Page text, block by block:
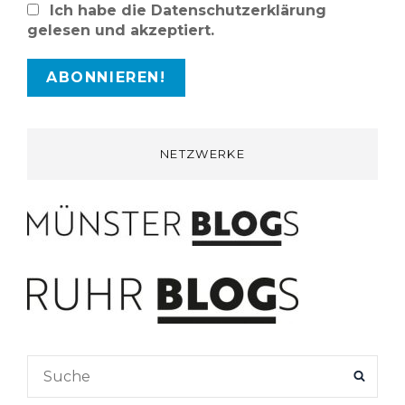
Ich habe die Datenschutzerklärung
gelesen und akzeptiert.
NETZWERKE
Search